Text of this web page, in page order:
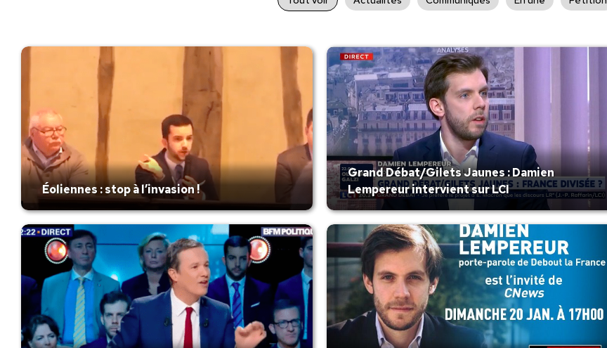
Éoliennes : stop à l’invasion !
Grand Débat/Gilets Jaunes : Damien
Lempereur intervient sur LCI